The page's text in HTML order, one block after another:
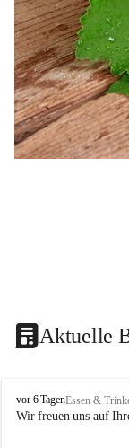
Aktuelle
B
u
vor 6 TagenEssen &
Wir freuen uns auf